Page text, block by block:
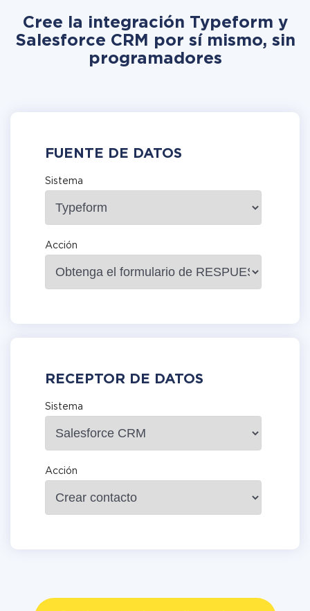
Cree la integración Typeform y
Salesforce CRM por sí mismo, sin
programadores
FUENTE DE DATOS
Sistema
Acción
RECEPTOR DE DATOS
Sistema
Acción